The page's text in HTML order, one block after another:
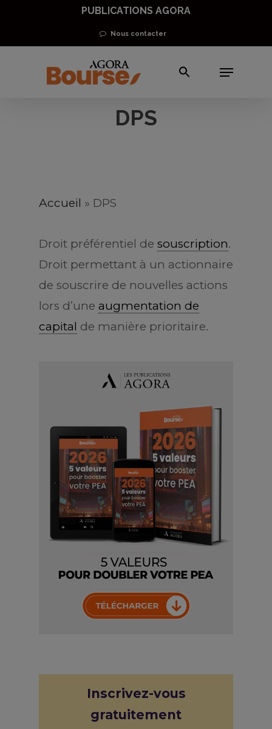
main
PUBLICATIONS AGORA
Nous contacter
Menu
DPS
Accueil » DPS
Droit préférentiel de souscription.
Droit permettant à un actionnaire
de souscrire de nouvelles actions
lors d’une augmentation de
capital de manière prioritaire.
Inscrivez-vous
gratuitement